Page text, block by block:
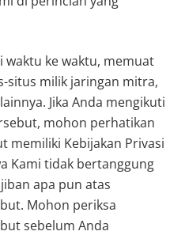
ke waktu, memuat
situs milik jaringan mitra,
Jika Anda mengikuti
mohon perhatikan
memiliki Kebijakan Privasi
Kami tidak bertanggung
apa pun atas
Mohon periksa
sebelum Anda